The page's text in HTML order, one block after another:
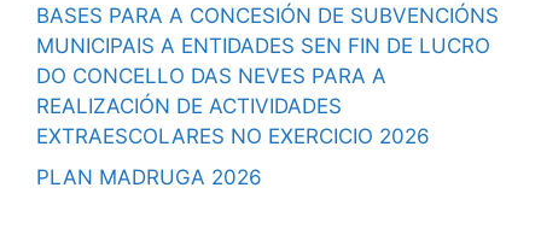
BASES PARA A CONCESIÓN DE SUBVENCIÓNS
MUNICIPAIS A ENTIDADES SEN FIN DE LUCRO
DO CONCELLO DAS NEVES PARA A
REALIZACIÓN DE ACTIVIDADES
EXTRAESCOLARES NO EXERCICIO 2026
PLAN MADRUGA 2026